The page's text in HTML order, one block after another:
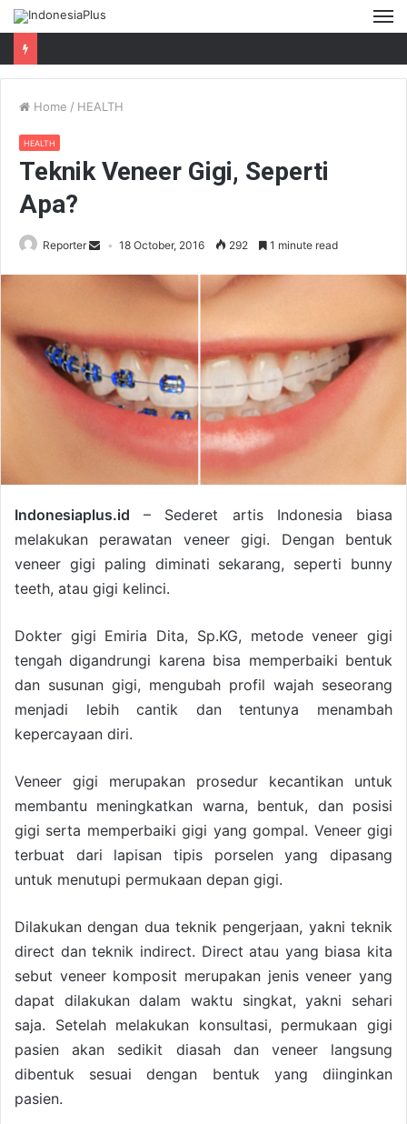
Home / HEALTH
HEALTH
Teknik Veneer Gigi, Seperti
Apa?
Reporter 18 October, 2016 292 1 minute read
Indonesiaplus.id – Sederet artis Indonesia biasa
melakukan perawatan veneer gigi. Dengan bentuk
veneer gigi paling diminati sekarang, seperti bunny
teeth, atau gigi kelinci.
Dokter gigi Emiria Dita, Sp.KG, metode veneer gigi
tengah digandrungi karena bisa memperbaiki bentuk
dan susunan gigi, mengubah profil wajah seseorang
menjadi lebih cantik dan tentunya menambah
kepercayaan diri.
Veneer gigi merupakan prosedur kecantikan untuk
membantu meningkatkan warna, bentuk, dan posisi
gigi serta memperbaiki gigi yang gompal. Veneer gigi
terbuat dari lapisan tipis porselen yang dipasang
untuk menutupi permukaan depan gigi.
Dilakukan dengan dua teknik pengerjaan, yakni teknik
direct dan teknik indirect. Direct atau yang biasa kita
sebut veneer komposit merupakan jenis veneer yang
dapat dilakukan dalam waktu singkat, yakni sehari
saja. Setelah melakukan konsultasi, permukaan gigi
pasien akan sedikit diasah dan veneer langsung
dibentuk sesuai dengan bentuk yang diinginkan
pasien.